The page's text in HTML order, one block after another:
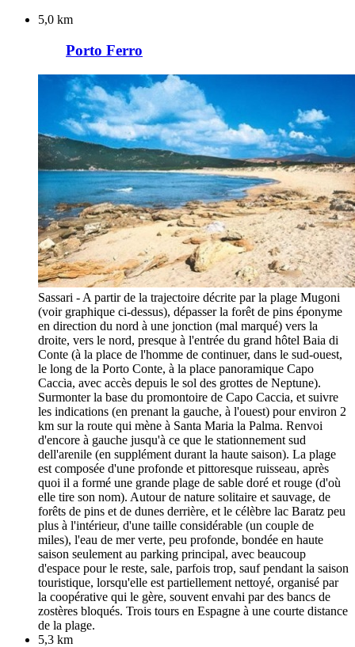
5,0 km
Porto Ferro
Sassari - A partir de la trajectoire décrite par la plage Mugoni
(voir graphique ci-dessus), dépasser la forêt de pins éponyme
en direction du nord à une jonction (mal marqué) vers la
droite, vers le nord, presque à l'entrée du grand hôtel Baia di
Conte (à la place de l'homme de continuer, dans le sud-ouest,
le long de la Porto Conte, à la place panoramique Capo
Caccia, avec accès depuis le sol des grottes de Neptune).
Surmonter la base du promontoire de Capo Caccia, et suivre
les indications (en prenant la gauche, à l'ouest) pour environ 2
km sur la route qui mène à Santa Maria la Palma. Renvoi
d'encore à gauche jusqu'à ce que le stationnement sud
dell'arenile (en supplément durant la haute saison). La plage
est composée d'une profonde et pittoresque ruisseau, après
quoi il a formé une grande plage de sable doré et rouge (d'où
elle tire son nom). Autour de nature solitaire et sauvage, de
forêts de pins et de dunes derrière, et le célèbre lac Baratz peu
plus à l'intérieur, d'une taille considérable (un couple de
miles), l'eau de mer verte, peu profonde, bondée en haute
saison seulement au parking principal, avec beaucoup
d'espace pour le reste, sale, parfois trop, sauf pendant la saison
touristique, lorsqu'elle est partiellement nettoyé, organisé par
la coopérative qui le gère, souvent envahi par des bancs de
zostères bloqués. Trois tours en Espagne à une courte distance
de la plage.
5,3 km